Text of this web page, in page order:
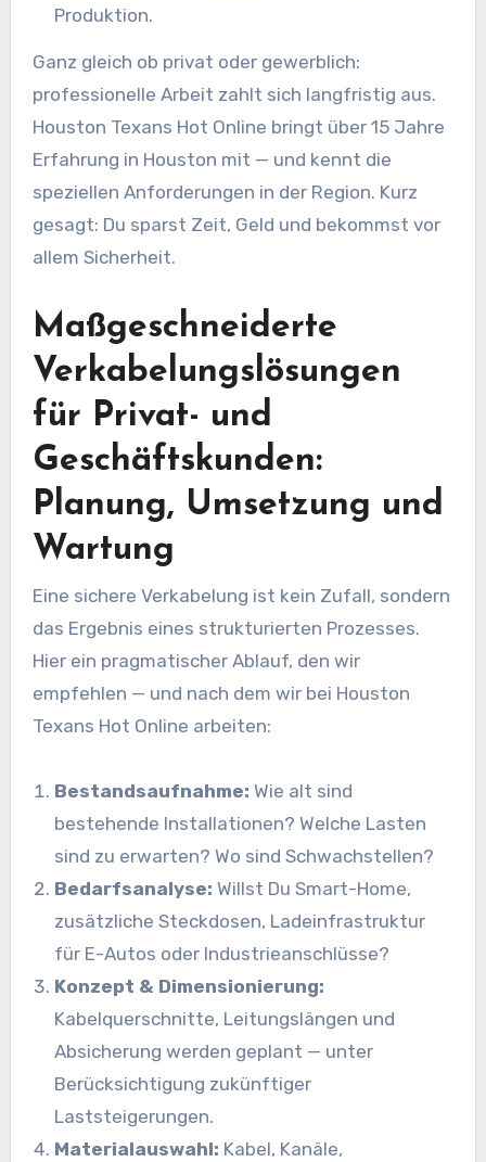
Produktion.
Ganz gleich ob privat oder gewerblich:
professionelle Arbeit zahlt sich langfristig aus.
Houston Texans Hot Online bringt über 15 Jahre
Erfahrung in Houston mit — und kennt die
speziellen Anforderungen in der Region. Kurz
gesagt: Du sparst Zeit, Geld und bekommst vor
allem Sicherheit.
Maßgeschneiderte
Verkabelungslösungen
für Privat- und
Geschäftskunden:
Planung, Umsetzung und
Wartung
Eine sichere Verkabelung ist kein Zufall, sondern
das Ergebnis eines strukturierten Prozesses.
Hier ein pragmatischer Ablauf, den wir
empfehlen — und nach dem wir bei Houston
Texans Hot Online arbeiten:
Bestandsaufnahme: Wie alt sind
bestehende Installationen? Welche Lasten
sind zu erwarten? Wo sind Schwachstellen?
Bedarfsanalyse: Willst Du Smart-Home,
zusätzliche Steckdosen, Ladeinfrastruktur
für E-Autos oder Industrieanschlüsse?
Konzept & Dimensionierung:
Kabelquerschnitte, Leitungslängen und
Absicherung werden geplant — unter
Berücksichtigung zukünftiger
Laststeigerungen.
Materialauswahl: Kabel, Kanäle,